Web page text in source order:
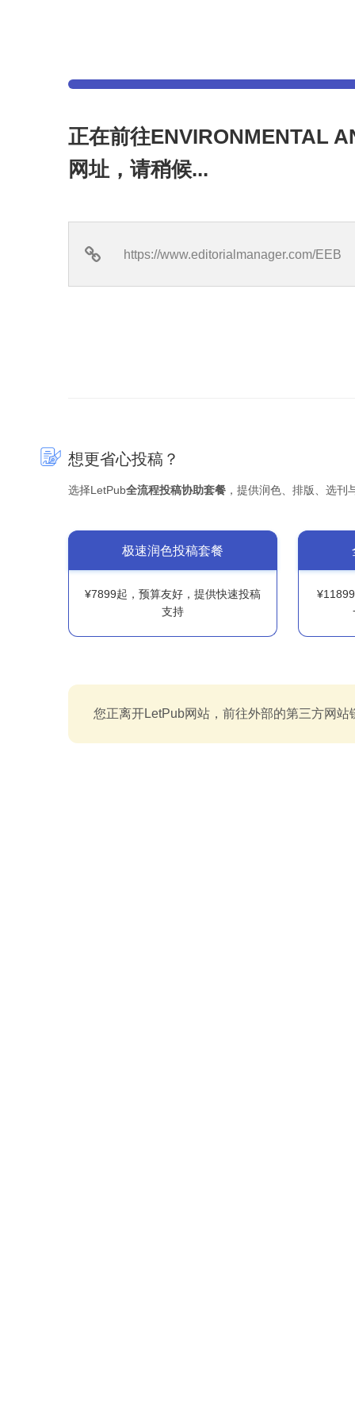
正在前往ENVIRONMENTAL
网址，请稍候...
https://www.editorialmanager.com/EEB
想更省心投稿？
选择LetPub全流程投稿协助套餐 ，提供润色、排版、选
极速润色投稿套餐
¥7899起，预算友好，提供快速投稿
支持
您正离开LetPub网站，前往外部的第三方网